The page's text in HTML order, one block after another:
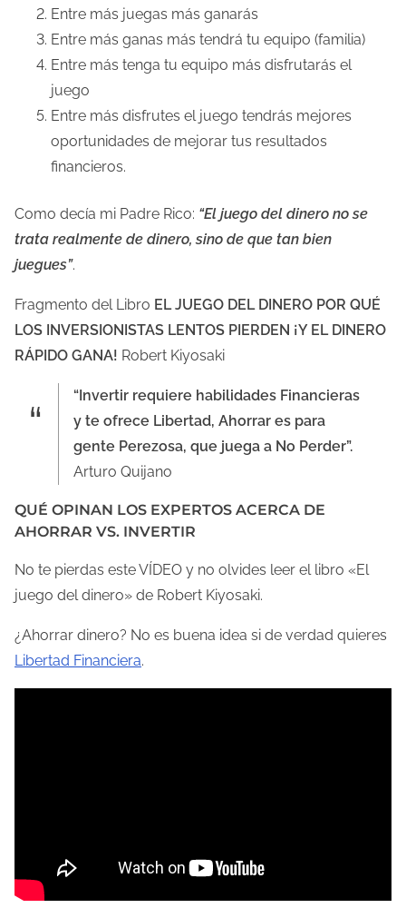
Entre más juegas más ganarás
Entre más ganas más tendrá tu equipo (familia)
Entre más tenga tu equipo más disfrutarás el
juego
Entre más disfrutes el juego tendrás mejores
oportunidades de mejorar tus resultados
financieros.
Como decía mi Padre Rico: “El juego del dinero no se
trata realmente de dinero, sino de que tan bien
juegues”.
Fragmento del Libro EL JUEGO DEL DINERO POR QUÉ
LOS INVERSIONISTAS LENTOS PIERDEN ¡Y EL DINERO
RÁPIDO GANA! Robert Kiyosaki
“Invertir requiere habilidades Financieras
y te ofrece Libertad, Ahorrar es para
gente Perezosa, que juega a No Perder”.
Arturo Quijano
QUÉ OPINAN LOS EXPERTOS ACERCA DE
AHORRAR VS. INVERTIR
No te pierdas este VÍDEO y no olvides leer el libro «El
juego del dinero» de Robert Kiyosaki.
¿Ahorrar dinero? No es buena idea si de verdad quieres
Libertad Financiera.